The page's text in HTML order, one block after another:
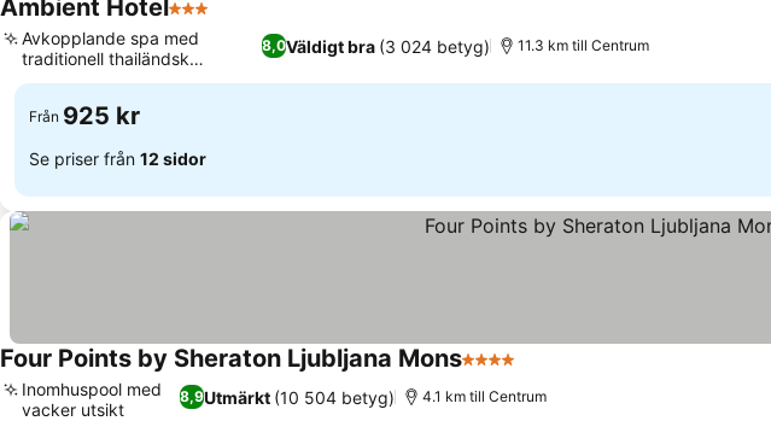
Ambient Hotel 3 Stjärnor
8,0Väldigt bra (3 024 betyg)
Avkopplande spa med
traditionell thailändsk
massage
11.3 km till Centrum
Från 925 kr
Se priser från 12 sidor
Four Points by Sheraton Ljubljana Mons4 Stjärnor
8,9Utmärkt (10 504 betyg)
Inomhuspool med
vacker utsikt
4.1 km till Centrum